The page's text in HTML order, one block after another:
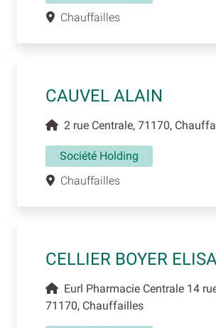
Chauffailles
CAUVEL ALAIN
2 rue Centrale, 71170,
Société Holding
Chauffailles
CELLIER BOYER
Eurl Pharmacie Centrale 14
71170, Chauffailles